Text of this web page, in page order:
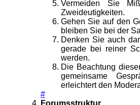
Vermeiden Sie
Zweideutigkeiten.
Gehen Sie auf den
bleiben Sie bei der
Denken Sie auch
gerade bei reiner
werden.
Die Beachtung
gemeinsame
erleichtert den
#